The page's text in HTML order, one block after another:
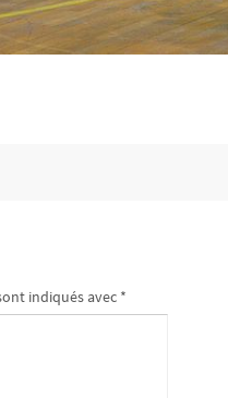
indiqués avec *